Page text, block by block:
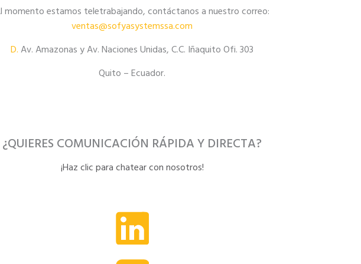
momento estamos teletrabajando, contáctanos a nuestro correo:
ventas@sofyasystemssa.com
D.Av. Amazonas y Av. Naciones Unidas, C.C. Iñaquito Ofi. 303
Quito – Ecuador.
¿QUIERES COMUNICACIÓN RÁPIDA Y DIRECTA?
¡Haz clic para chatear con nosotros!